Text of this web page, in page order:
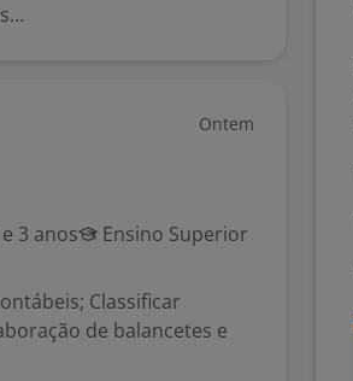
Ontem
3 anos
Ensino Superior
Classificar
de balancetes e